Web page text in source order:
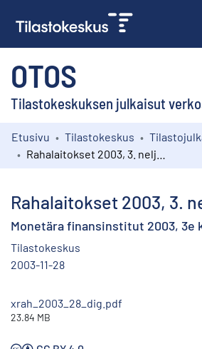
OTOS
Tilastokeskuksen julkaisut
Kokoelmat
Etusivu Tilastokeskus
Rahalaitokset 2003, 3.
Monetära finansinstitut 2003, 3e
Tilastokeskus
2003-11-28
xrah_2003_28_dig.pdf
23.84 MB